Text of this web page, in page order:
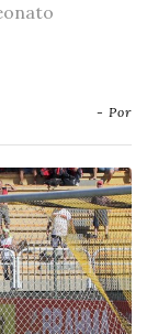
- Por